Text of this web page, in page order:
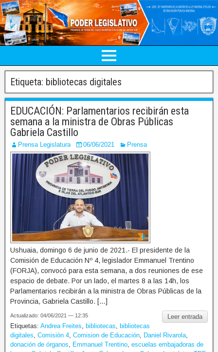
Etiqueta: bibliotecas digitales
EDUCACIÓN: Parlamentarios recibirán esta
semana a la ministra de Obras Públicas
Gabriela Castillo
Prensa Legislatura 06/06/2021 Prensa
Ushuaia, domingo 6 de junio de 2021.- El presidente de la
Comisión de Educación Nº 4, legislador Emmanuel Trentino
(FORJA), convocó para esta semana, a dos reuniones de ese
espacio de debate. Por un lado, el martes 8 a las 14h, los
Parlamentarios recibirán a la ministra de Obras Públicas de la
Provincia, Gabriela Castillo. […]
Leer entrada
Actualizado: 04/06/2021 — 12:35
Etiquetas: Andrea Freites bibliotecas
bibliotecas
digitales Comisión 4 Comision de Educación Daniel Rivarola
donación de órganos
Emmanuel Trentino escuelas embajadoras de